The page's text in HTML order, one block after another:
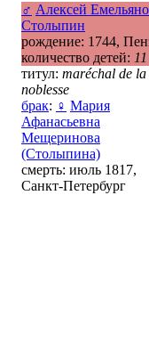
♂ Алексей
Столыпин
рождение: 1744,
количество детей: 11
титул: maréchal de la
noblesse
брак: ♀ Мария
Афанасьевна
Мещеринова
(Столыпина)
смерть: июль 1817,
Санкт-Петербург